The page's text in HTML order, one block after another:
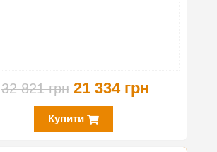
32 821 грн 21 334 грн
Купити